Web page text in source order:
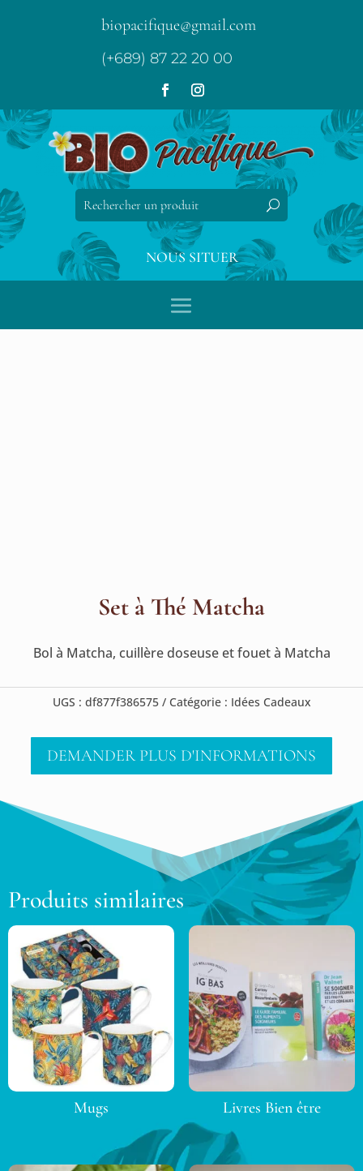
biopacifique@gmail.com
(+689) 87 22 20 00
NOUS SITUER
Set à Thé Matcha
Bol à Matcha, cuillère doseuse et fouet à Matcha
UGS : df877f386575 Catégorie : Idées Cadeaux
DEMANDER PLUS D'INFORMATIONS
Produits similaires
Mugs Livres Bien être